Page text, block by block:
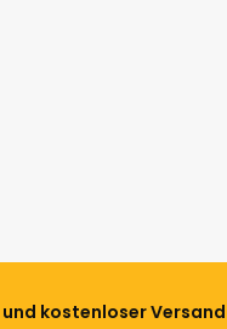
kostenloser Versand